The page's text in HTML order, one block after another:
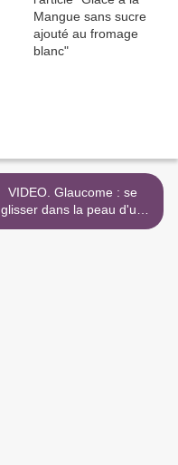
VIDEO. Glaucome : se
glisser dans la peau d'un
malade >